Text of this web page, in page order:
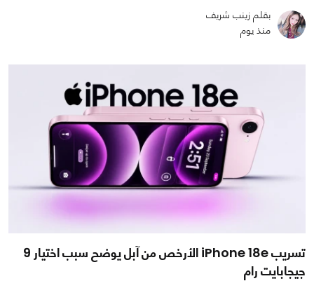
بقلم زينب شريف
منذ يوم
تسريب iPhone 18e الأرخص من آبل يوضح سبب اختيار 9
جيجابايت رام